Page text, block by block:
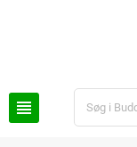
view_headline